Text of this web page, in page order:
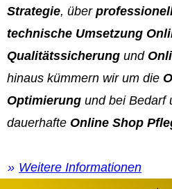
Strategie, über
technische Umsetzung
Qualitätssicherung und
hinaus kümmern wir um die
Optimierung und bei Bedarf
dauerhafte Online Shop
Weitere Informationen